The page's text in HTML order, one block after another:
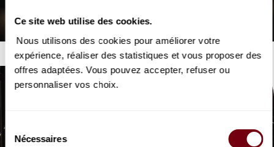
Ce site web utilise des cookies.
Nous utilisons des cookies pour améliorer votre
expérience, réaliser des statistiques et vous proposer des
offres adaptées. Vous pouvez accepter, refuser ou
personnaliser vos choix.
Sélection
Nécessaires
Chopin